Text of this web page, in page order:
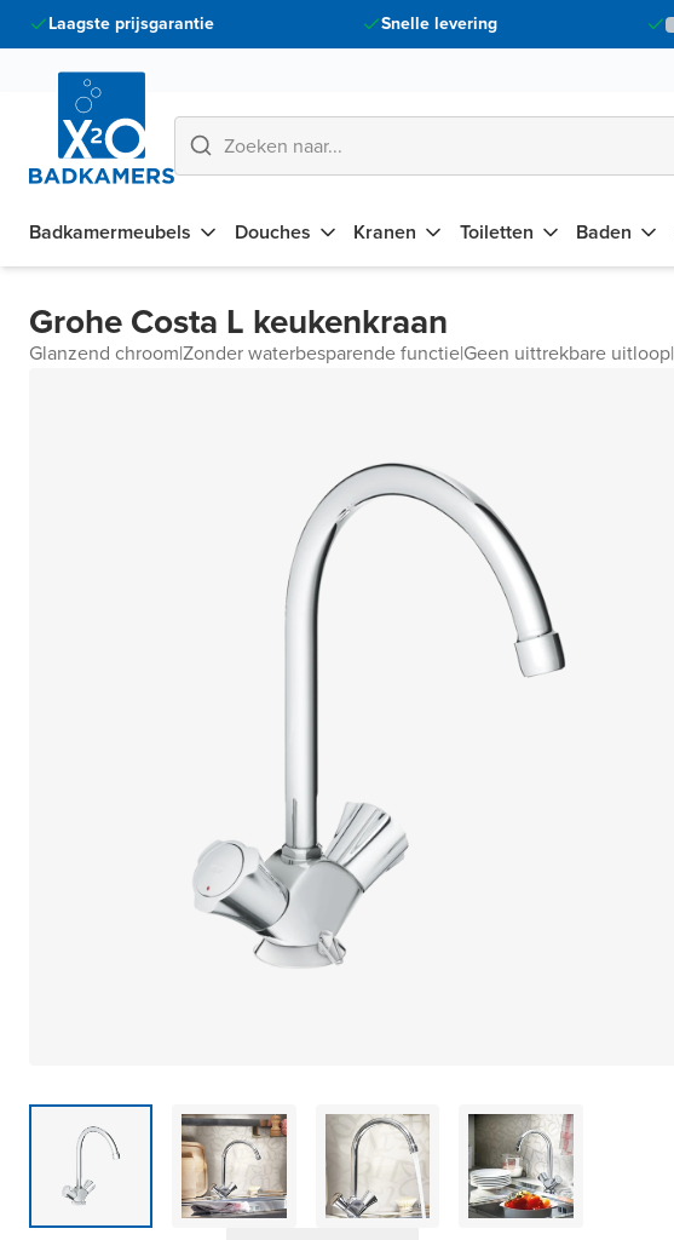
Laagste prijsgarantie Snelle levering
Badkamermeubels Douches Kranen Toiletten Baden
Grohe Costa L keukenkraan
Glanzend chroom|Zonder waterbesparende functie|Geen uittrekbare uitloop|